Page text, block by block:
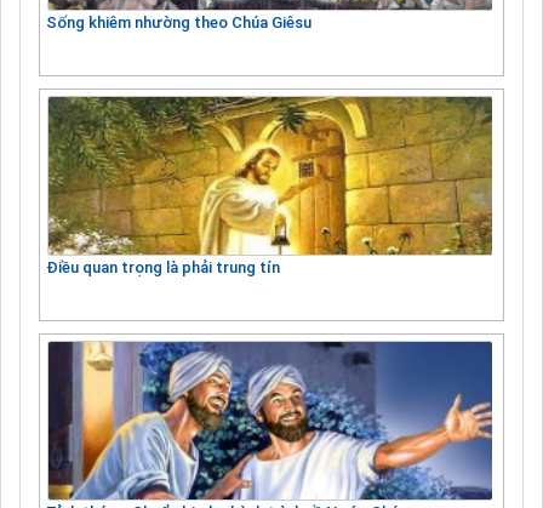
Sống khiêm nhường theo Chúa Giêsu
Điều quan trọng là phải trung tín